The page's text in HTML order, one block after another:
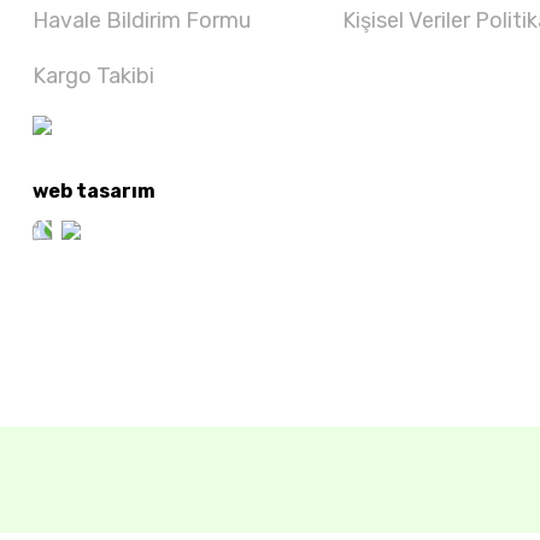
Havale Bildirim Formu
Kargo Takibi
Kişisel Veriler
web tasarım